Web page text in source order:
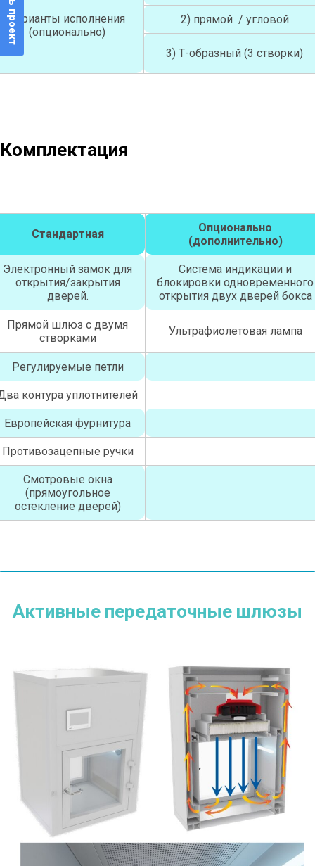
Варианты исполнения
(опционально)
2) прямой / угловой
3) Т-образный (3 створки)
Комплектация
Стандартная
Опционально
(дополнительно)
Электронный замок для
открытия/закрытия
дверей.
Система индикации и
блокировки одновременного
открытия двух дверей бокса
Прямой шлюз с двумя
створками
Ультрафиолетовая лампа
Регулируемые петли
контура уплотнителей
Европейская фурнитура
Противозацепные ручки
Смотровые окна
(прямоугольное
остекление дверей)
Активные передаточные шлюзы